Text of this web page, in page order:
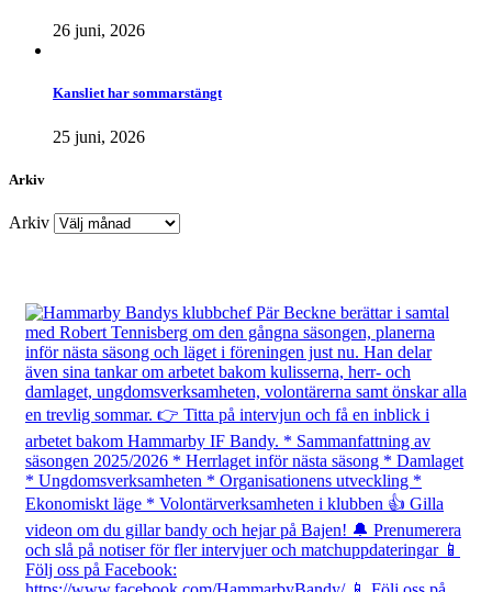
26 juni, 2026
Kansliet har sommarstängt
25 juni, 2026
Arkiv
Arkiv